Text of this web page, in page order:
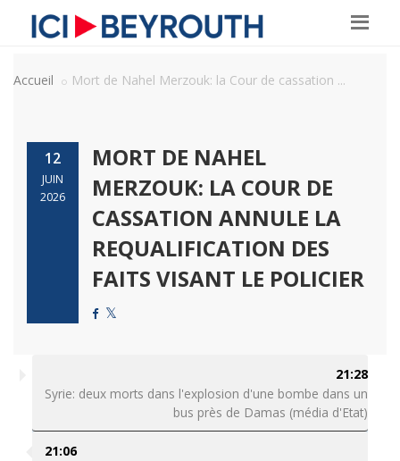
Accueil Mort de Nahel Merzouk: la Cour de cassation ...
12
JUIN
2026
MORT DE NAHEL
MERZOUK: LA COUR DE
CASSATION ANNULE LA
REQUALIFICATION DES
FAITS VISANT LE POLICIER
21:28
Syrie: deux morts dans l'explosion d'une bombe dans un
bus près de Damas (média d'Etat)
21:06